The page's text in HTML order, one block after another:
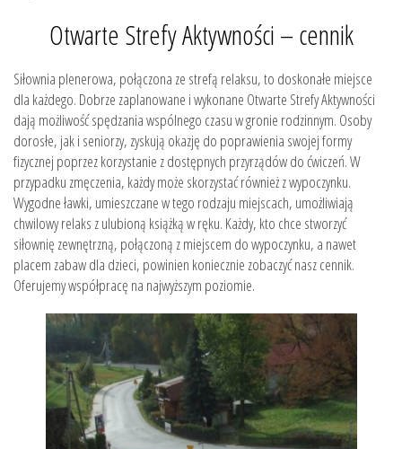
Otwarte Strefy Aktywności – cennik
Siłownia plenerowa, połączona ze strefą relaksu, to doskonałe miejsce
dla każdego. Dobrze zaplanowane i wykonane Otwarte Strefy Aktywności
dają możliwość spędzania wspólnego czasu w gronie rodzinnym. Osoby
dorosłe, jak i seniorzy, zyskują okazję do poprawienia swojej formy
fizycznej poprzez korzystanie z dostępnych przyrządów do ćwiczeń. W
przypadku zmęczenia, każdy może skorzystać również z wypoczynku.
Wygodne ławki, umieszczane w tego rodzaju miejscach, umożliwiają
chwilowy relaks z ulubioną książką w ręku. Każdy, kto chce stworzyć
siłownię zewnętrzną, połączoną z miejscem do wypoczynku, a nawet
placem zabaw dla dzieci, powinien koniecznie zobaczyć nasz cennik.
Oferujemy współpracę na najwyższym poziomie.